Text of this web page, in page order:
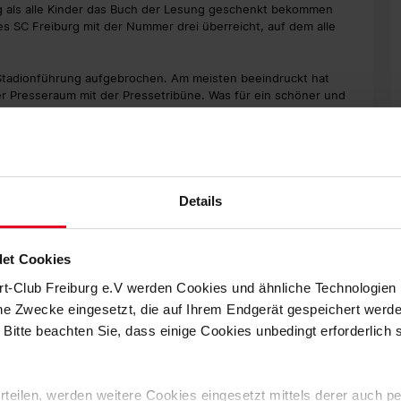
Details
Cookies
Club Freiburg e.V werden Cookies und ähnliche
Zwecke eingesetzt, die auf Ihrem Endgerät gespeichert
beachten Sie, dass einige Cookies unbedingt erforderlich
werden weitere Cookies eingesetzt mittels derer auch
alle Kinder das Buch der Lesung geschenkt bekommen
SC Freiburg mit der Nummer drei überreicht, auf dem alle
aufgebrochen. Am meisten beeindruckt hat
mit der Pressetribüne. Was für ein schöner und